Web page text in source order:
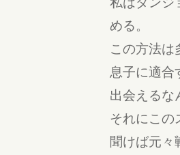
める。
この方法は
息子に適合
出会えるな
それにこの
聞けば元々